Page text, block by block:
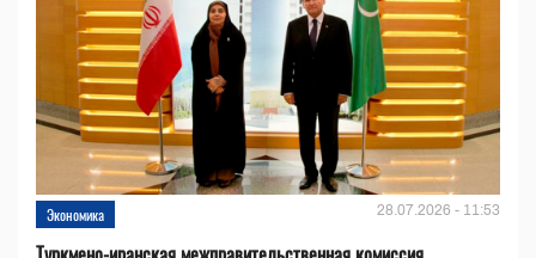
Экономика 28.07.2026 - 11:53